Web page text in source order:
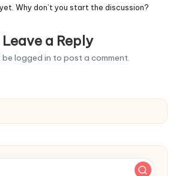
Why don’t you start the discussion?
Leave a Reply
be logged in to post a comment.